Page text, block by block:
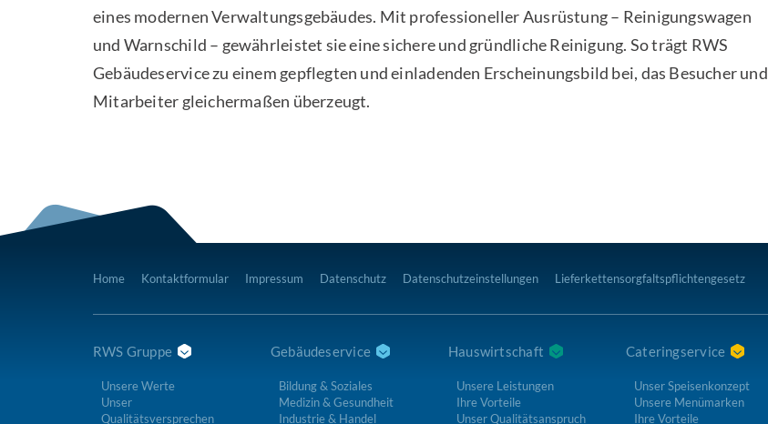
eines modernen Verwaltungsgebäudes. Mit professioneller Ausrüstung – Reinigungswagen
und Warnschild – gewährleistet sie eine sichere und gründliche Reinigung. So trägt RWS
Gebäudeservice zu einem gepflegten und einladenden Erscheinungsbild bei, das Besucher und
Mitarbeiter gleichermaßen überzeugt.
Home Kontaktformular Impressum Datenschutz Datenschutzeinstellungen Lieferkettensorgfaltspflichtengesetz
RWS Gruppe
Unsere Werte
Unser
Qualitätsversprechen
Gebäudeservice
Bildung & Soziales
Medizin & Gesundheit
Industrie & Handel
Hauswirtschaft
Unsere Leistungen
Ihre Vorteile
Unser Qualitätsanspruch
Cateringservice
Unser Speisenkonzept
Unsere Menümarken
Ihre Vorteile